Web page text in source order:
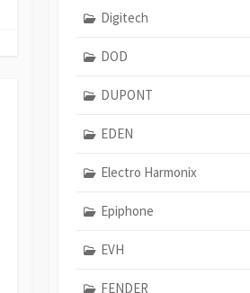
Digitech
DOD
DUPONT
EDEN
Electro Harmonix
Epiphone
EVH
FENDER